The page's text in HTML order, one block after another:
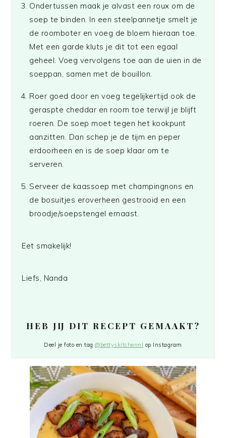
Ondertussen maak je alvast een roux om de
soep te binden. In een steelpannetje smelt je
de roomboter en voeg de bloem hieraan toe.
Met een garde kluts je dit tot een egaal
geheel. Voeg vervolgens toe aan de uien in de
soeppan, samen met de bouillon.
Roer goed door en voeg tegelijkertijd ook de
geraspte cheddar en room toe terwijl je blijft
roeren. De soep moet tegen het kookpunt
aanzitten. Dan schep je de tijm en peper
erdoorheen en is de soep klaar om te
serveren.
Serveer de kaassoep met champingnons en
de bosuitjes eroverheen gestrooid en een
broodje/soepstengel ernaast.
Eet smakelijk!
Liefs, Nanda
HEB JIJ DIT RECEPT GEMAAKT?
Deel je foto en tag@bettyskitchennl op Instagram